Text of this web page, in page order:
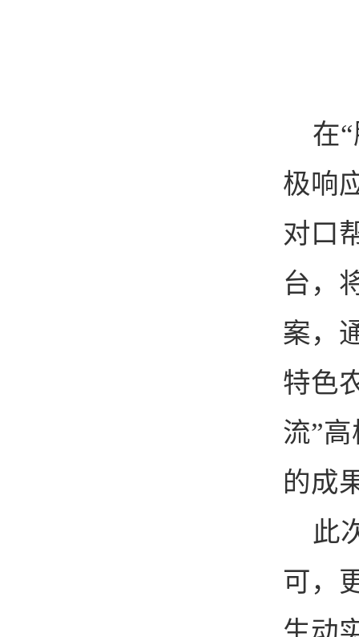
在
极响
对口
台，
案，
特色
流”
的成
此
可，